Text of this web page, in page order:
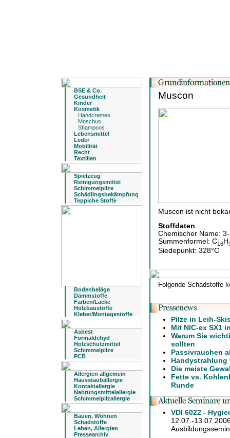
BSE & Co.
Gesundheit
Kinder
Kosmetik
Handcremes
Moschus
Shampoos
Lebensmittel
Leder
Mobilität
Recht
Textilien
Spielzeug
Reinigungsmittel
Schimmelpilze
Schädlingsbekämpfung
Teppiche Stoffe
Bodenbeläge
Dämmstoffe
Farben/Lacke
Holzbaustoffe
Kleber/Montagestoffe
Asbest
Formaldehyd
Holzschutzmittel
Schimmelpilze
PCB
Allergien allgemein
Hausstauballergie
Kontaktallergie
Nahrungsmittelallergie
Schimmelpilzallergie
Bauen, Wohnen
Schadstoffe
Leben, Allergien
Pressearchiv
Muscon
Muscon ist nicht
Stoffdaten
Chemischer Name:
Summenformel: C16H
Siedepunkt: 328°C
Folgende Schadstoffe
Pilze in Leih-
Mit NIC-ex SX1
Warum Sie
sollten
Passivrauchen
Handystrahlung
Die meiste
Fette vs.
Runde
VDI 6022 -
12.07.-